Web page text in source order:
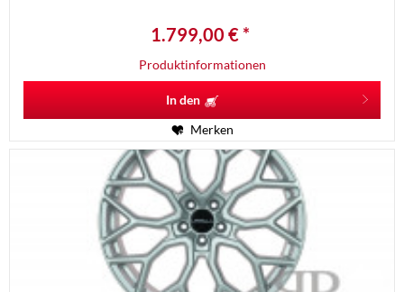
1.799,00 € *
Produktinformationen
In den
Merken